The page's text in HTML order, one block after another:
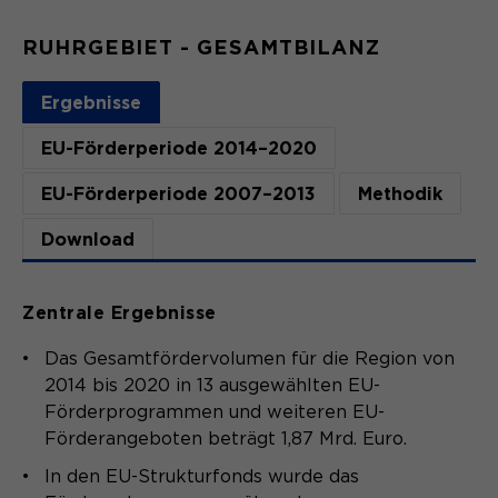
RUHRGEBIET - GESAMTBILANZ
Ergebnisse
EU-Förderperiode 2014–2020
EU-Förderperiode 2007–2013 Methodik
Download
Zentrale Ergebnisse
Das Gesamtfördervolumen für die Region von
2014 bis 2020 in 13 ausgewählten EU-
Förderprogrammen und weiteren EU-
Förderangeboten beträgt 1,87 Mrd. Euro.
In den EU-Strukturfonds wurde das
Anbieter TYPO3
angemeldet ist und die Rechte besitzt
Name cookie_optin
Anbieter Sgalinski
Laufzeit 1 Monat
Anbieter Matomo
Laufzeit
Session-Cookie speichert